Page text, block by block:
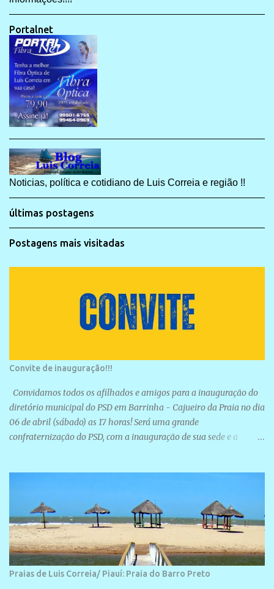
Portalnet
Noticias, política e cotidiano de Luis Correia e região !!
últimas postagens
Postagens mais visitadas
Convite de inauguração!!!
Convidamos todos os afilhados e amigos para a inauguração do
diretório municipal do PSD em Barrinha - Cajueiro da Praia no dia
06 de abril (sábado) as 17 horas! Será uma grande
confraternização do PSD, com a inauguração de sua sede e a
Praias de Luis Correia/ Piauí: Praia do Barro Preto